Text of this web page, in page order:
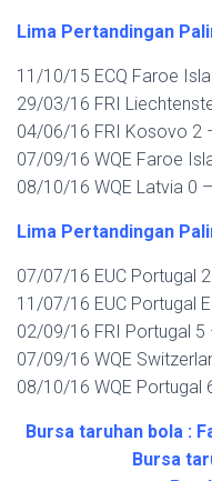
Lima Pertandingan
11/10/15 ECQ Faroe
29/03/16 FRI
04/06/16 FRI Kosovo 2
07/09/16 WQE Faroe
08/10/16 WQE Latvia 0
Lima Pertandingan
07/07/16 EUC Portugal
11/07/16 EUC Portugal
02/09/16 FRI Portugal 5
07/09/16 WQE
08/10/16 WQE Portugal
Bursa taruhan bola :
Bursa